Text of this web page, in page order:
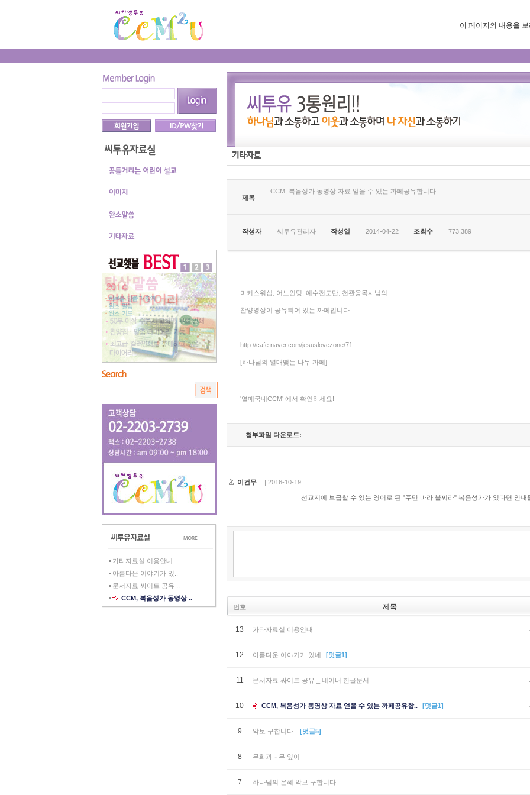
이 페이지의 내용을
가타자료실 이용안내
아름다운 이야기가 있..
문서자료 싸이트 공유 ..
CCM, 복음성가 동영상 ..
제목
CCM, 복음성가 동영상 자료 얻을 수 있는 까페공유합니다
작성자 씨투유관리자 작성일 2014-04-22 조회수 773,389
마커스워십, 어노인팅, 예수전도단, 천관웅목사님의
찬양영상이 공유되어 있는 까페입니다.
http://cafe.naver.com/jesuslovezone/71
[하나님의 열매맺는 나무 까페]
'열매국내CCM' 에서 확인하세요!
첨부파일 다운로드:
이건무 | 2016-10-19
선교지에 보급할 수 있는 영어로 된 "주만 바라 볼찌라" 복음성가가 있다면 안내
번호 제목
13 가타자료실 이용안내
12 아름다운 이야기가 있네 [덧글1]
11 문서자료 싸이트 공유 _ 네이버 한글문서
10 CCM, 복음성가 동영상 자료 얻을 수 있는 까페공유합.. [덧글1]
9 악보 구합니다. [덧글5]
8 무화과나무 잎이
7 하나님의 은혜 악보 구합니다.